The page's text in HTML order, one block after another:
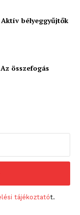
bélyeggyűjtők
összefogás
tájékoztatót.